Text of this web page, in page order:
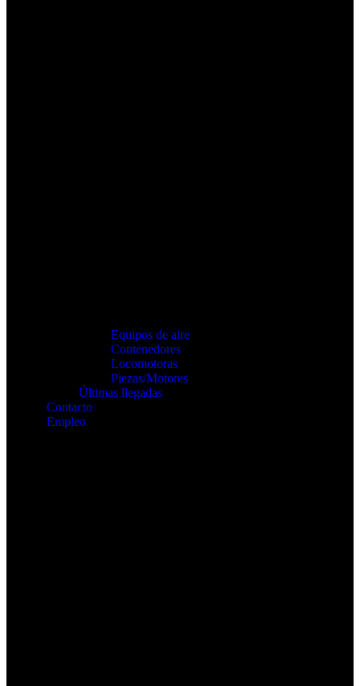
Equipos de aire
Contenedores
Locomotoras
Piezas/Motores
Últimas llegadas
Contacto
Empleo